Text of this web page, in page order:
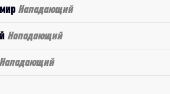
Нападающий
Нападающий
Нападающий